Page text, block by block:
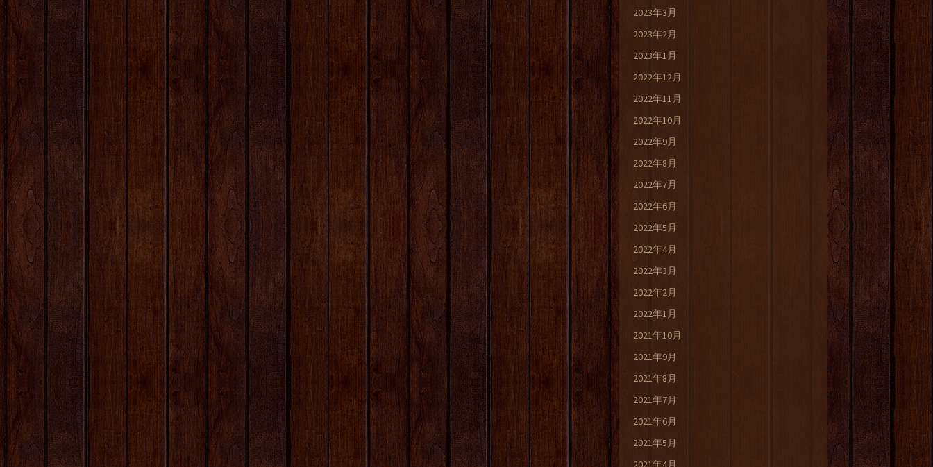
2023年3月
2023年2月
2023年1月
2022年12月
2022年11月
2022年10月
2022年9月
2022年8月
2022年7月
2022年6月
2022年5月
2022年4月
2022年3月
2022年2月
2022年1月
2021年10月
2021年9月
2021年8月
2021年7月
2021年6月
2021年5月
2021年4月